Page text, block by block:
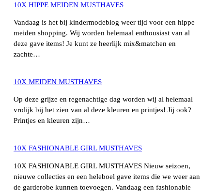
10X HIPPE MEIDEN MUSTHAVES
Vandaag is het bij kindermodeblog weer tijd voor een hippe
meiden shopping. Wij worden helemaal enthousiast van al
deze gave items! Je kunt ze heerlijk mix&matchen en
zachte…
10X MEIDEN MUSTHAVES
Op deze grijze en regenachtige dag worden wij al helemaal
vrolijk bij het zien van al deze kleuren en printjes! Jij ook?
Printjes en kleuren zijn…
10X FASHIONABLE GIRL MUSTHAVES
10X FASHIONABLE GIRL MUSTHAVES Nieuw seizoen,
nieuwe collecties en een heleboel gave items die we weer aan
de garderobe kunnen toevoegen. Vandaag een fashionable